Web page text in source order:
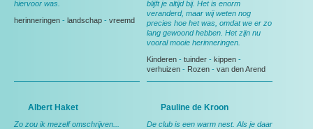
hiervoor was.
herinneringen - landschap - vreemd
blijft je altijd bij. Het is enorm
veranderd, maar wij weten nog
precies hoe het was, omdat we er zo
lang gewoond hebben. Het zijn nu
vooral mooie herinneringen.
Kinderen - tuinder - kippen -
verhuizen - Rozen - van den Arend
Albert Haket
Zo zou ik mezelf omschrijven...
Pauline de Kroon
De club is een warm nest. Als je daar